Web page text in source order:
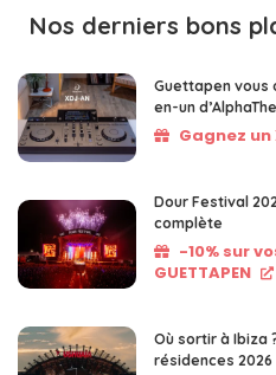
Nos derniers bons
Guettapen vous
en-un
Gagnez un
Dour Festival
complète
-10% sur
GUETTAPEN
Où sortir à Ibiza
résidences 2026